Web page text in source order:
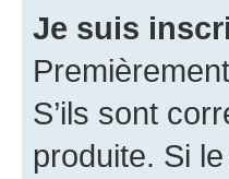
Je suis
S’ils sont
produite. Si